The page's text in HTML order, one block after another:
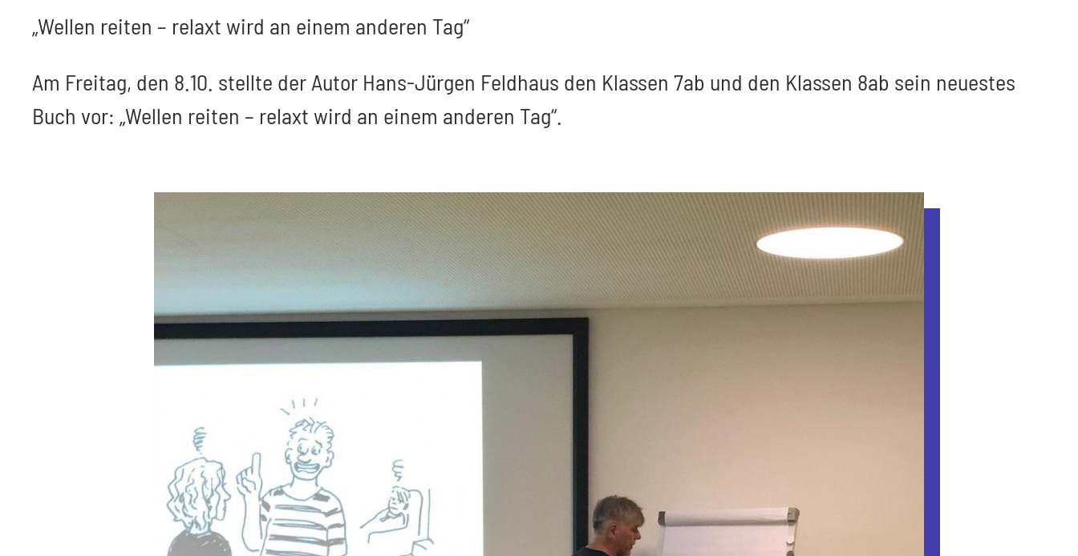
„Wellen reiten – relaxt wird an einem anderen Tag“
Am Freitag, den 8.10. stellte der Autor Hans-Jürgen Feldhaus den Klassen 7ab und den Klassen 8ab sein neuestes
Buch vor: „Wellen reiten – relaxt wird an einem anderen Tag“.